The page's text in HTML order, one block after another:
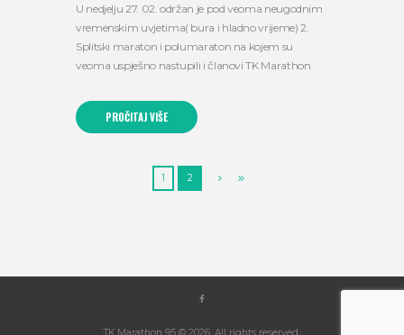
U nedjelju 27. 02. održan je pod veoma neugodnim
vremenskim uvjetima( bura i hladno vrijeme) 2.
Splitski maraton i polumaraton na kojem su
veoma uspješno nastupili i članovi TK Marathon
PROČITAJ VIŠE
1 2